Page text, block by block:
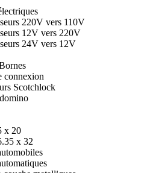
220V vers 110V
12V vers 220V
24V vers 12V
connexion
Scotchlock
x 20
x 32